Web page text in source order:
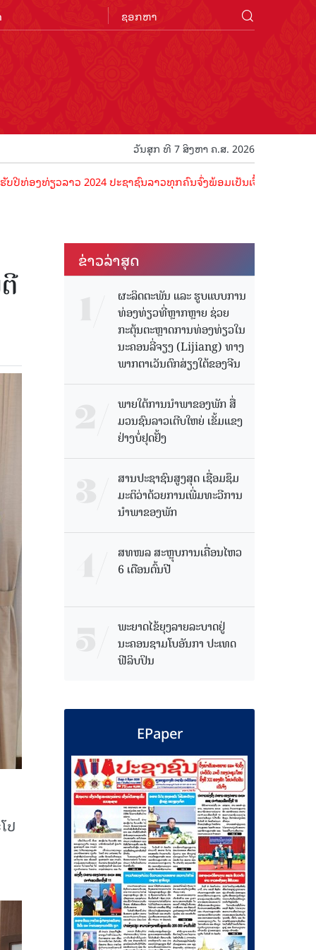
ວັນສຸກ ທີ 7 ສິງຫາ ຄ.ສ. 2026
ທ່ຽວລາວ 2024 ປະຊາຊົນລາວທຸກຄົນຈົ່ງພ້ອມເປັນເຈົ້າພາບທີ່ດີ ຕ້ອນຮັ
ປ
ຂ່າວ​ລ່າ​ສຸດ
ຜະລິດຕະພັນ ແລະ ຮູບແບບການ
ທ່ອງທ່ຽວທີ່ຫຼາກຫຼາຍ ຊ່ວຍ
ກະຕຸ້ນຕະຫຼາດການທ່ອງທ່ຽວໃນ
ນະຄອນລີ່ຈຽງ (Lijiang) ທາງ
ພາກຕາເວັນຕົກສ່ຽງໃຕ້ຂອງຈີນ
ພາຍໃຕ້ການນໍາພາຂອງພັກ ສື່
ມວນຊົນລາວເຕີບໃຫຍ່ ເຂັ້ມແຂງ
ຢ່າງບໍ່ຢຸດຢັ້ງ
ສານປະຊາຊົນສູງສຸດ ເຊື່ອມຊຶມ
ມະຕິວ່າດ້ວຍການເພີ່ມທະວີການ
ນຳພາຂອງພັກ
ສທໜລ ສະຫຼຸບການເຄື່ອນໄຫວ
6 ເດືອນຕົ້ນປີ
ພະຍາດໄຂ້ຍຸງລາຍລະບາດຢູ່
ນະຄອນຊາມໂບ​ອັນກາ ປະເທດ
ຟີລິບປິນ
EPaper